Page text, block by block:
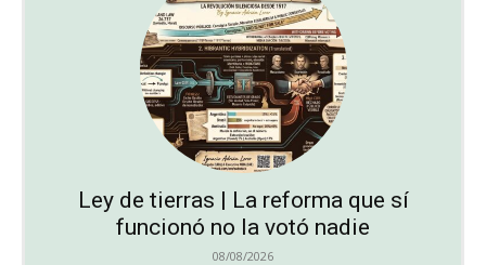
Ley de tierras | La reforma que sí
funcionó no la votó nadie
08/08/2026